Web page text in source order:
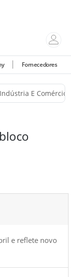
Fornecedores
Indústria E Comércio
e reflete novo